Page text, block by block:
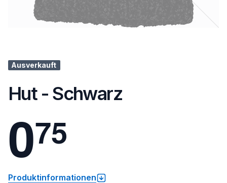
Ausverkauft
Hut - Schwarz
075
Produktinformationen